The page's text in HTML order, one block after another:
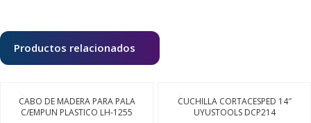
Productos relacionados
CABO DE MADERA PARA PALA
C/EMPUN PLASTICO LH-1255
CUCHILLA CORTACESPED 14″
UYUSTOOLS DCP214